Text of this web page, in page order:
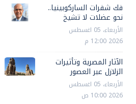
حوادث
ضبط شخص بالغربية لقيامه بالنصب
والاحتيال على راغبي الاستثمار في
البورصة
أخبار مصر الأربعاء، 17 يونيه 2026 04:48 م
فك شفرات الساركوبينيا..
نحو عضلات لا تشيخ
الأربعاء، 05 اغسطس
2026 12:00 م
الآثار المصرية وتأثيرات
الزلازل عبر العصور
الأربعاء، 05 اغسطس
2026 10:00 ص